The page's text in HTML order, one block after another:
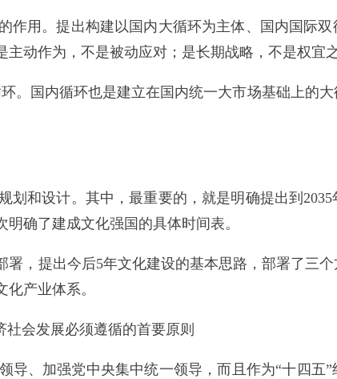
用。提出构建以国内大循环为主体、国内国际双
动作为，不是被动应对；是长期战略，不是权宜之
国内循环也是建立在国内统一大市场基础上的大
和设计。其中，最重要的，就是明确提出到2035
确了建成文化强国的具体时间表。
提出今后5年文化建设的基本思路，部署了三个
产业体系。
会发展必须遵循的首要原则
、加强党中央集中统一领导，而且作为“十四五”